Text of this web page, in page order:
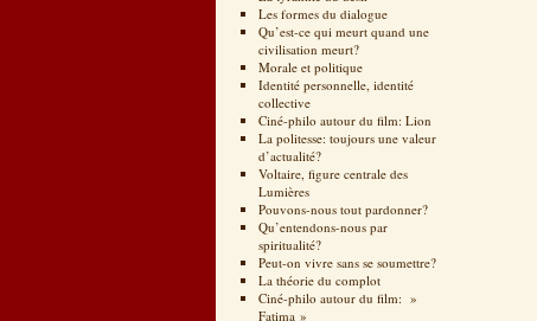
Les formes du dialogue
Qu’est-ce qui meurt quand une
civilisation meurt?
Morale et politique
Identité personnelle, identité
collective
Ciné-philo autour du film: Lion
La politesse: toujours une valeur
d’actualité?
Voltaire, figure centrale des
Lumières
Pouvons-nous tout pardonner?
Qu’entendons-nous par
spiritualité?
Peut-on vivre sans se soumettre?
La théorie du complot
Ciné-philo autour du film: »
Fatima »